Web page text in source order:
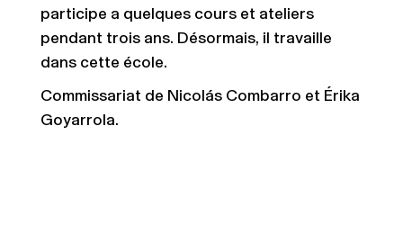
participe a quelques cours et ateliers
pendant trois ans. Désormais, il travaille
dans cette école.
Commissariat de Nicolás Combarro et Érika
Goyarrola.